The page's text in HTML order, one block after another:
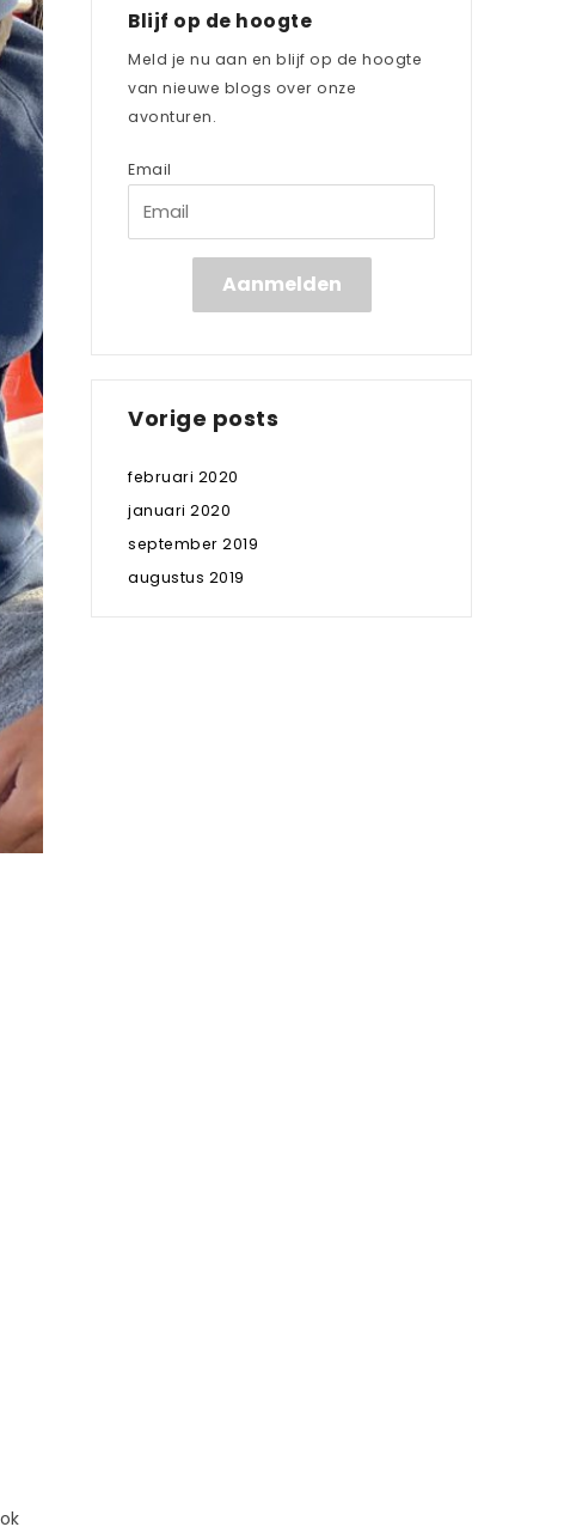
Blijf op de hoogte
Meld je nu aan en blijf op de hoogte
van nieuwe blogs over onze
avonturen.
Email
Aanmelden
Vorige posts
februari 2020
januari 2020
september 2019
augustus 2019